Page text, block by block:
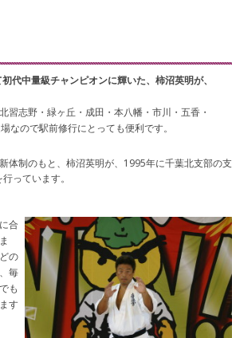
代中量級チャンピオンに輝いた、柿沼英明が、
志野・緑ヶ丘・成田・本八幡・市川・五香・
なので駅前修行にとっても便利です。
体制のもと、柿沼英明が、1995年に千葉北支部の支
っています。
合
の
毎
も
す